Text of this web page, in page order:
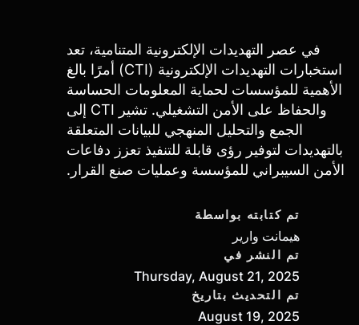
في عصر التهديدات الإلكترونية المتنامية، تعد
استخبارات التهديدات الإلكترونية (CTI) أمرًا بالغ
الأهمية للمؤسسات لحماية المعلومات الحساسة
والحفاظ على الأمن التشغيلي. تشير CTI إلى
الجمع والتحليل المنهجي للبيانات المتعلقة
بالتهديدات لتوفير رؤى قابلة للتنفيذ تعزز دفاعات
الأمن السيبراني للمؤسسة وعمليات صنع القرار.
تم كتابته بواسطة
هيمانت وارير
تم النشر في
Thursday, August 21, 2025
تم التحديث بتاريخ
August 19, 2025